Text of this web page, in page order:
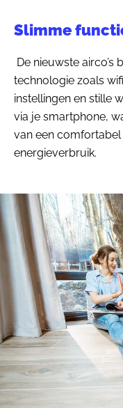
Slimme
De nieuwste airco’s
technologie zoals
instellingen en stille
via je smartphone,
van een
energieverbruik.